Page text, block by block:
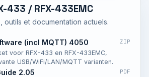
433 / RFX-433EMC
outils et documentation actuels.
(incl MQTT) 4050
voor RFX-433 en RFX-433EMC,
USB/WiFi/LAN/MQTT varianten.
ZIP
2.05 PDF